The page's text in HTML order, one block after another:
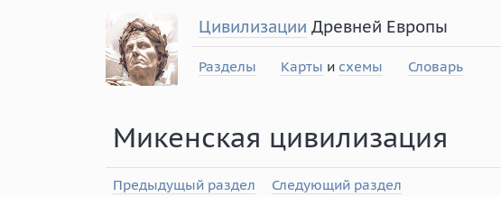
Цивилизации Древней Европы
Разделы Карты и схемы Словарь
Микенская цивилизация
Предыдущый раздел Следующий раздел